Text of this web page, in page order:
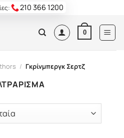
210 366 1200
0
/ Γκρίνμπεργκ Σερτζ